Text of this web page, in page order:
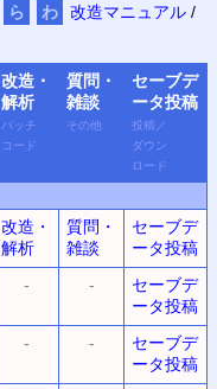
ら わ 改造マニュアル /
改造・
解析
パッチ
コード
質問・
雑談
その他
セーブデ
ータ投稿
投稿 ／
ダウン
ロード
改造・
解析
質問・
雑談
セーブデ
ータ投稿
- -
セーブデ
ータ投稿
- -
セーブデ
ータ投稿